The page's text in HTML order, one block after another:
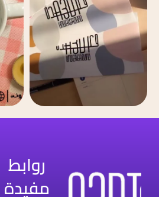
روابط
مفيدة